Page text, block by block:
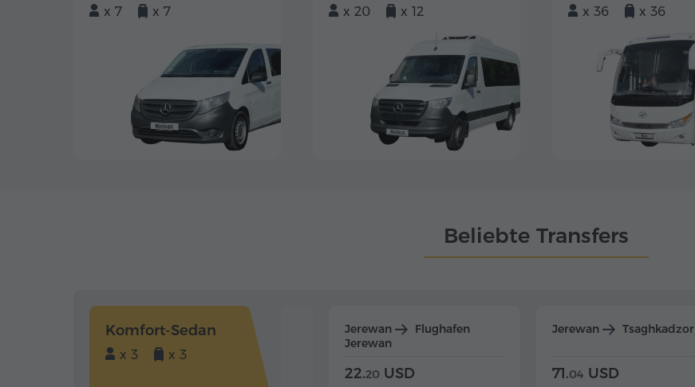
x 7 x 7 x 20 x 12 x 36 x 36
Beliebte Transfers
Komfort-Sedan
x 3 x 3
Jerewan
Flughafen
Jerewan
22.20 USD
Jerewan Tsaghkadzor
71.04 USD